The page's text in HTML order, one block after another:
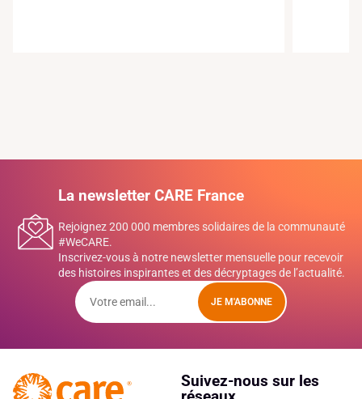
La newsletter CARE France
Rejoignez 200 000 membres solidaires de la communauté
#WeCARE.
Inscrivez-vous à notre newsletter mensuelle pour recevoir
des histoires inspirantes et des décryptages de l’actualité.
JE M'ABONNE
Suivez-nous sur les